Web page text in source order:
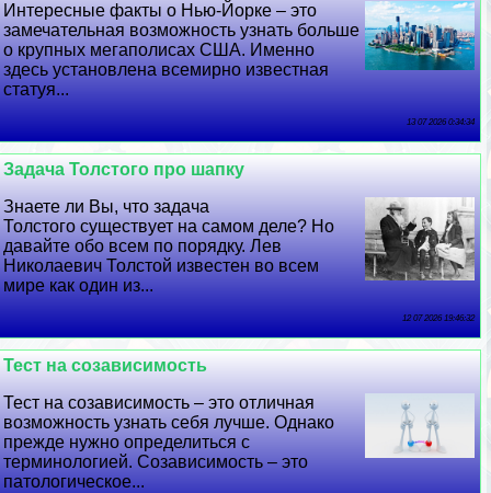
Интересные факты о Нью-Йорке – это
замечательная возможность узнать больше
о крупных мегаполисах США. Именно
здесь установлена всемирно известная
статуя...
13 07 2026 0:34:34
Задача Толстого про шапку
Знаете ли Вы, что задача
Толстого существует на самом деле? Но
давайте обо всем по порядку. Лев
Николаевич Толстой известен во всем
мире как один из...
12 07 2026 19:46:32
Тест на созависимость
Тест на созависимость – это отличная
возможность узнать себя лучше. Однако
прежде нужно определиться с
терминологией. Созависимость – это
патологическое...